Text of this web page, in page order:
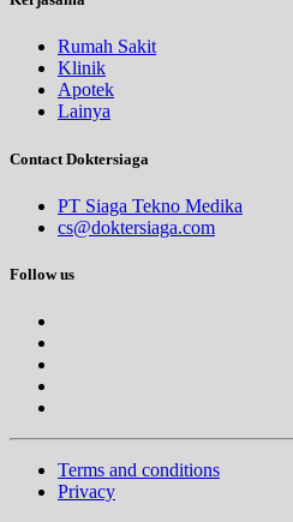
Rumah Sakit
Klinik
Apotek
Lainya
Contact Doktersiaga
PT Siaga Tekno Medika
cs@doktersiaga.com
Follow us
Terms and conditions
Privacy